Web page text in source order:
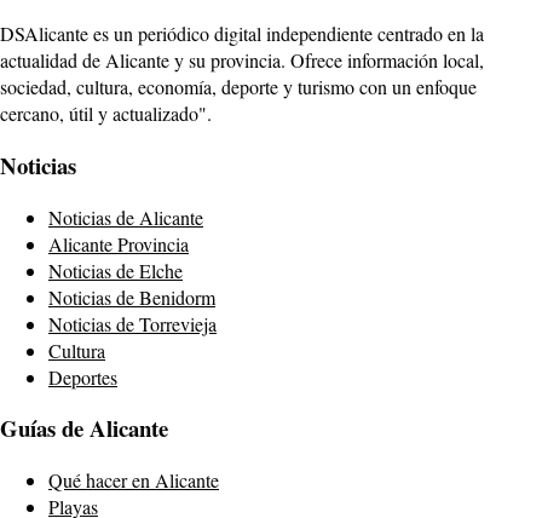
DSAlicante es un periódico digital independiente centrado en la
actualidad de Alicante y su provincia. Ofrece información local,
sociedad, cultura, economía, deporte y turismo con un enfoque
cercano, útil y actualizado".
Noticias
Noticias de Alicante
Alicante Provincia
Noticias de Elche
Noticias de Benidorm
Noticias de Torrevieja
Cultura
Deportes
Guías de Alicante
Qué hacer en Alicante
Playas